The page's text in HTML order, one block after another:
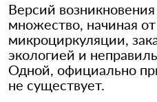
Версий
множество, начиная
микроциркуляции,
экологией и
Одной, официально
не существует.